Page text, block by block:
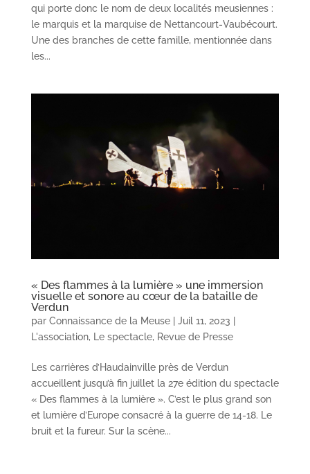
qui porte donc le nom de deux localités meusiennes :
le marquis et la marquise de Nettancourt-Vaubécourt.
Une des branches de cette famille, mentionnée dans
les...
« Des flammes à la lumière » une immersion
visuelle et sonore au cœur de la bataille de
Verdun
par Connaissance de la Meuse| Juil 11, 2023
L'association, Le spectacle, Revue de Presse
Les carrières d’Haudainville près de Verdun
accueillent jusqu’à fin juillet la 27e édition du spectacle
« Des flammes à la lumière ». C’est le plus grand son
et lumière d’Europe consacré à la guerre de 14-18. Le
bruit et la fureur. Sur la scène...